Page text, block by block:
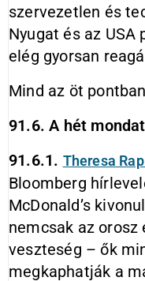
szervezetlen és
Nyugat és az USA
elég gyorsan
Mind az öt
91.6. A hét
91.6.1. Theresa
Bloomberg
McDonald’s
nemcsak az orosz
veszteség – ők
megkaphatják a